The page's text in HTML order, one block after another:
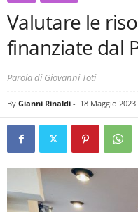
Valutare le
finanziate dal
Parola di Giovanni Toti
By Gianni Rinaldi - 18 Maggio 2023